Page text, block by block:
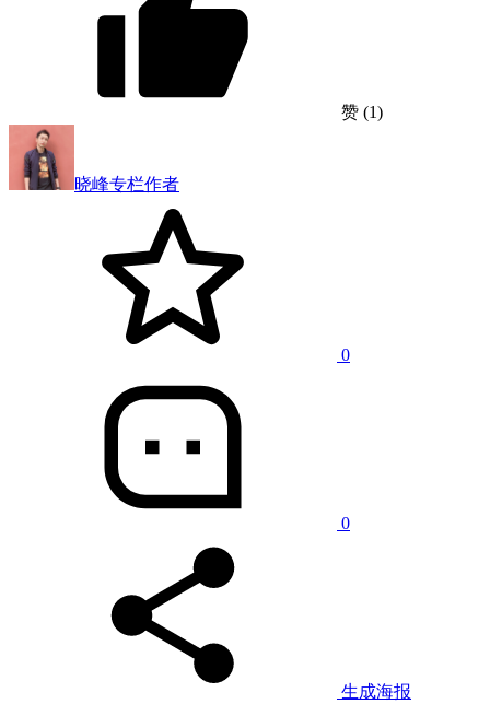
赞 (1)
晓峰专栏作者
0
0
生成海报